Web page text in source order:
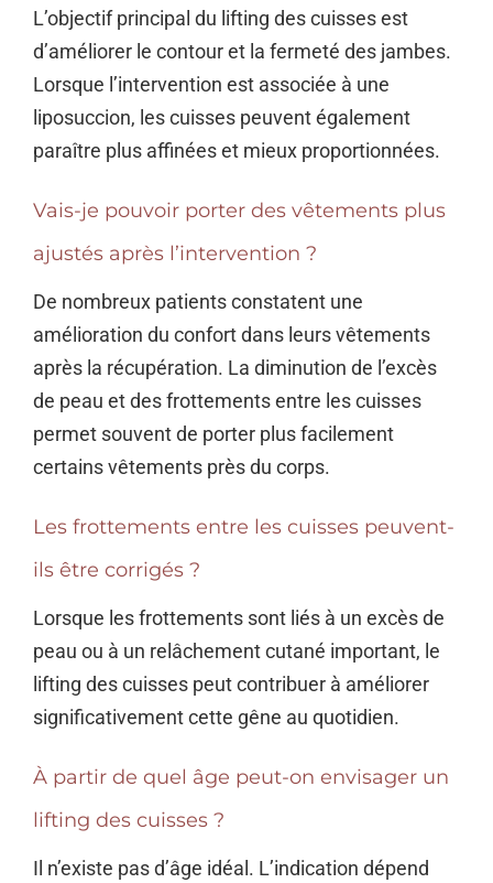
L’objectif principal du lifting des cuisses est
d’améliorer le contour et la fermeté des jambes.
Lorsque l’intervention est associée à une
liposuccion, les cuisses peuvent également
paraître plus affinées et mieux proportionnées.
Vais-je pouvoir porter des vêtements plus
ajustés après l’intervention ?
De nombreux patients constatent une
amélioration du confort dans leurs vêtements
après la récupération. La diminution de l’excès
de peau et des frottements entre les cuisses
permet souvent de porter plus facilement
certains vêtements près du corps.
Les frottements entre les cuisses peuvent-
ils être corrigés ?
Lorsque les frottements sont liés à un excès de
peau ou à un relâchement cutané important, le
lifting des cuisses peut contribuer à améliorer
significativement cette gêne au quotidien.
À partir de quel âge peut-on envisager un
lifting des cuisses ?
Il n’existe pas d’âge idéal. L’indication dépend